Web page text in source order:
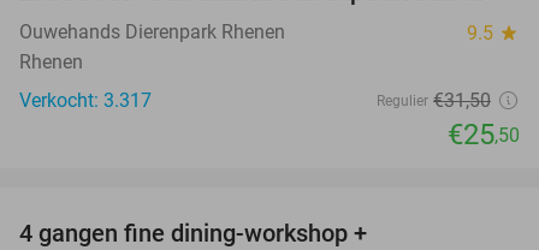
Ouwehands Dierenpark Rhenen 9.5 star
Rhenen
Verkocht: 3.317
Regulier €31,50
€25,50
4 gangen fine dining-workshop +